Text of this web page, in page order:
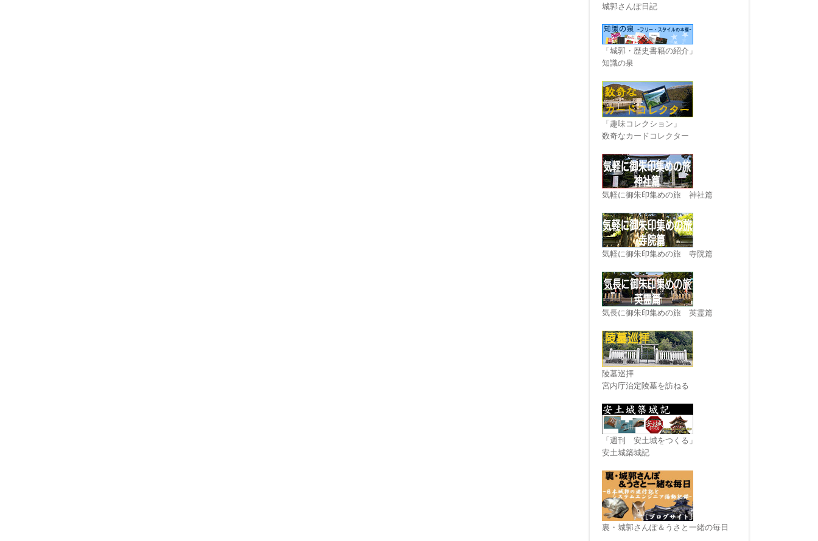
城郭さんぽ日記
「城郭・歴史書籍の紹介」
知識の泉
「趣味コレクション」
数奇なカードコレクター
気軽に御朱印集めの旅 神社篇
気軽に御朱印集めの旅 寺院篇
気長に御朱印集めの旅 英霊篇
陵墓巡拝
宮内庁治定陵墓を訪ねる
「週刊 安土城をつくる」
安土城築城記
裏・城郭さんぽ＆うさと一緒の毎日